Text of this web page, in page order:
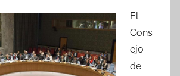
El
Cons
ejo
de